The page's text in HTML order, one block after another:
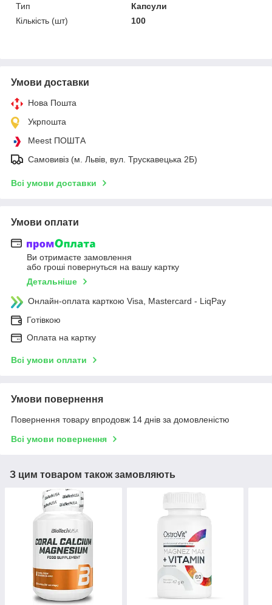
Тип
Капсули
Кількість (шт)
100
Умови доставки
Нова Пошта
Укрпошта
Meest ПОШТА
Самовивіз (м. Львів, вул. Трускавецька 2Б)
Всі умови доставки
Умови оплати
Ви отримаєте замовлення
або гроші повернуться на вашу картку
Детальніше
Онлайн-оплата карткою Visa, Mastercard - LiqPay
Готівкою
Оплата на картку
Всі умови оплати
Умови повернення
Повернення товару впродовж 14 днів за домовленістю
Всі умови повернення
З цим товаром також замовляють